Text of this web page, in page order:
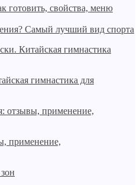
готовить, свойства, меню
Самый лучший вид спорта
гимнастика для
применение,